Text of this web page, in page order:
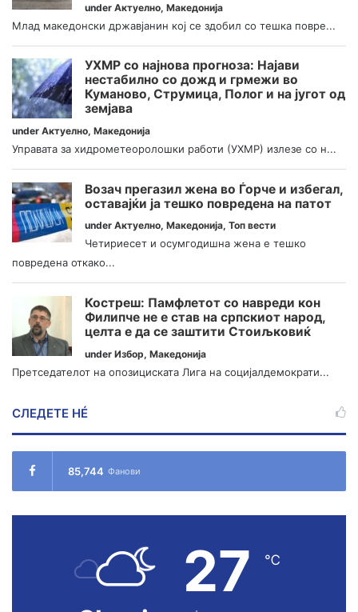
under Актуелно, Македонија
Млад македонски државјанин кој се здобил со тешка повре...
УХМР со најнова прогноза: Најави
нестабилно со дожд и грмежи во
Куманово, Струмица, Полог и на југот од
земјава
under Актуелно, Македонија
Управата за хидрометеоролошки работи (УХМР) излезе со н...
Возач прегазил жена во Ѓорче и избегал,
оставајќи ја тешко повредена на патот
under Актуелно, Македонија, Топ вести
Четириесет и осумгодишна жена е тешко
повредена откако...
Костреш: Памфлетот со навреди кон
Филипче не е став на српскиот народ,
целта е да се заштити Стоиљковиќ
under Избор, Македонија
Претседателот на опозициската Лига на социјалдемократи...
СЛЕДЕТЕ НÉ
85,744 Фанови
27 ℃